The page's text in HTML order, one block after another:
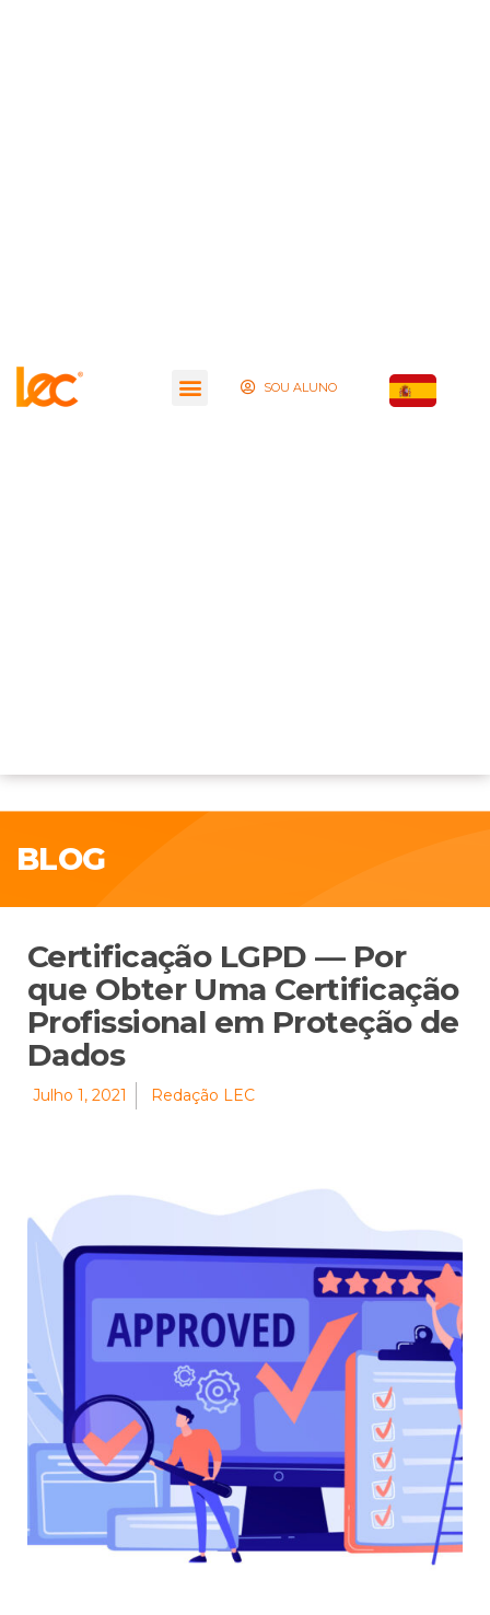
SOU ALUNO
BLOG
Certificação LGPD — Por
que Obter Uma Certificação
Profissional em Proteção de
Dados
Julho 1, 2021 Redação LEC